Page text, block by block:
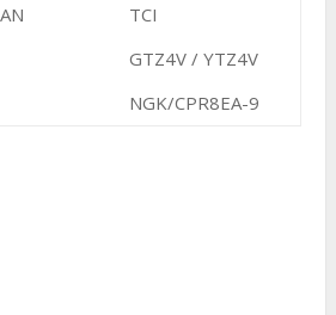
TCI
GTZ4V / YTZ4V
NGK/CPR8EA-9